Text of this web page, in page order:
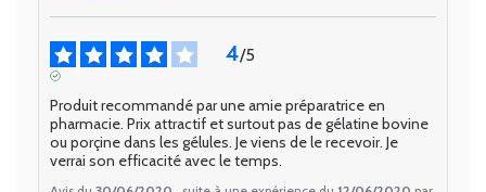
4/5
Produit recommandé par une amie préparatrice en
pharmacie. Prix attractif et surtout pas de gélatine bovine
ou porçine dans les gélules. Je viens de le recevoir. Je
verrai son efficacité avec le temps.